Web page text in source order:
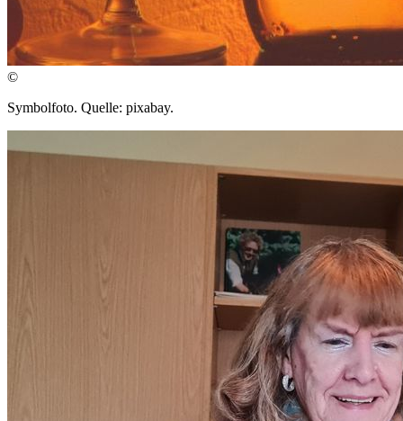
©
Symbolfoto. Quelle: pixabay.